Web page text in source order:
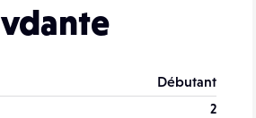
vdante
Débutant
2